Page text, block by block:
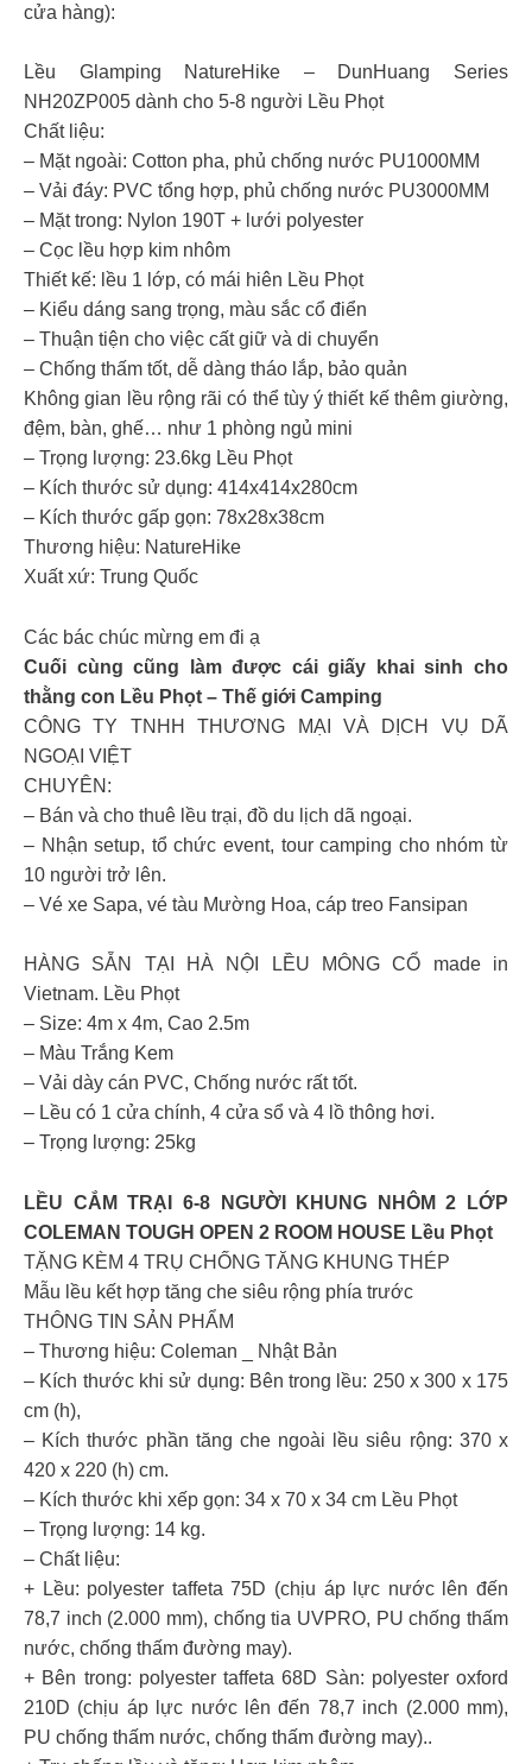
cửa hàng):
Lều Glamping NatureHike – DunHuang Series
NH20ZP005 dành cho 5-8 người Lều Phọt
Chất liệu:
– Mặt ngoài: Cotton pha, phủ chống nước PU1000MM
– Vải đáy: PVC tổng hợp, phủ chống nước PU3000MM
– Mặt trong: Nylon 190T + lưới polyester
– Cọc lều hợp kim nhôm
Thiết kế: lều 1 lớp, có mái hiên Lều Phọt
– Kiểu dáng sang trọng, màu sắc cổ điển
– Thuận tiện cho việc cất giữ và di chuyển
– Chống thấm tốt, dễ dàng tháo lắp, bảo quản
Không gian lều rộng rãi có thể tùy ý thiết kế thêm giường,
đệm, bàn, ghế… như 1 phòng ngủ mini
– Trọng lượng: 23.6kg Lều Phọt
– Kích thước sử dụng: 414x414x280cm
– Kích thước gấp gọn: 78x28x38cm
Thương hiệu: NatureHike
Xuất xứ: Trung Quốc
Các bác chúc mừng em đi ạ
Cuối cùng cũng làm được cái giấy khai sinh cho
thằng con Lều Phọt – Thế giới Camping
CÔNG TY TNHH THƯƠNG MẠI VÀ DỊCH VỤ DÃ
NGOẠI VIỆT
CHUYÊN:
– Bán và cho thuê lều trại, đồ du lịch dã ngoại.
– Nhận setup, tổ chức event, tour camping cho nhóm từ
10 người trở lên.
– Vé xe Sapa, vé tàu Mường Hoa, cáp treo Fansipan
HÀNG SẴN TẠI HÀ NỘI LỀU MÔNG CỔ made in
Vietnam. Lều Phọt
– Size: 4m x 4m, Cao 2.5m
– Màu Trắng Kem
– Vải dày cán PVC, Chống nước rất tốt.
– Lều có 1 cửa chính, 4 cửa sổ và 4 lồ thông hơi.
– Trọng lượng: 25kg
LỀU CẮM TRẠI 6-8 NGƯỜI KHUNG NHÔM 2 LỚP
COLEMAN TOUGH OPEN 2 ROOM HOUSE Lều Phọt
TẶNG KÈM 4 TRỤ CHỐNG TĂNG KHUNG THÉP
Mẫu lều kết hợp tăng che siêu rộng phía trước
THÔNG TIN SẢN PHẨM
– Thương hiệu: Coleman _ Nhật Bản
– Kích thước khi sử dụng: Bên trong lều: 250 x 300 x 175
cm (h),
– Kích thước phần tăng che ngoài lều siêu rộng: 370 x
420 x 220 (h) cm.
– Kích thước khi xếp gọn: 34 x 70 x 34 cm Lều Phọt
– Trọng lượng: 14 kg.
– Chất liệu:
+ Lều: polyester taffeta 75D (chịu áp lực nước lên đến
78,7 inch (2.000 mm), chống tia UVPRO, PU chống thấm
nước, chống thấm đường may).
+ Bên trong: polyester taffeta 68D Sàn: polyester oxford
210D (chịu áp lực nước lên đến 78,7 inch (2.000 mm),
PU chống thấm nước, chống thấm đường may)..